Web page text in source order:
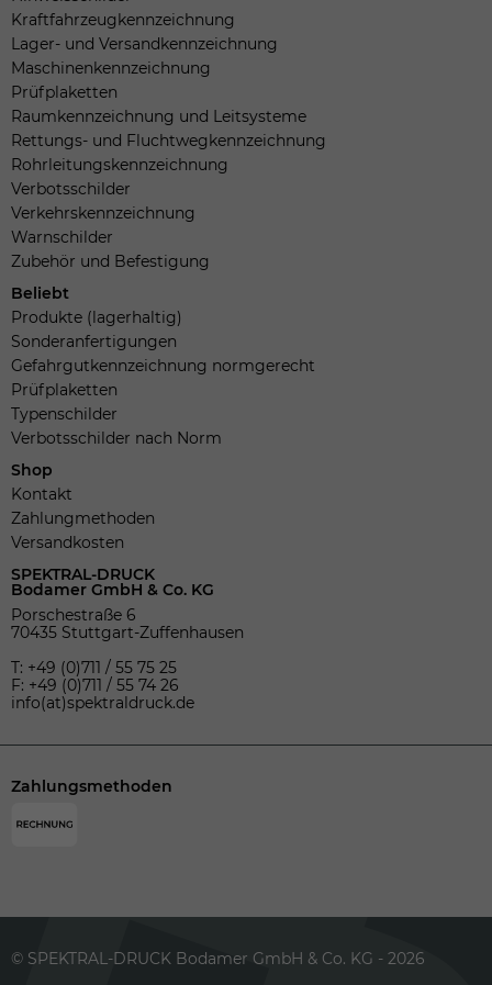
Kraftfahrzeugkennzeichnung
Lager- und Versandkennzeichnung
Maschinenkennzeichnung
Prüfplaketten
Raumkennzeichnung und Leitsysteme
Rettungs- und Fluchtwegkennzeichnung
Rohrleitungskennzeichnung
Verbotsschilder
Verkehrskennzeichnung
Warnschilder
Zubehör und Befestigung
Beliebt
Produkte (lagerhaltig)
Sonderanfertigungen
Gefahrgutkennzeichnung normgerecht
Prüfplaketten
Typenschilder
Verbotsschilder nach Norm
Shop
Kontakt
Zahlungmethoden
Versandkosten
SPEKTRAL-DRUCK
Bodamer GmbH & Co. KG
Porschestraße 6
70435 Stuttgart-Zuffenhausen
T: +49 (0)711 / 55 75 25
F: +49 (0)711 / 55 74 26
info(at)spektraldruck.de
Zahlungsmethoden
© SPEKTRAL-DRUCK Bodamer GmbH & Co. KG - 2026